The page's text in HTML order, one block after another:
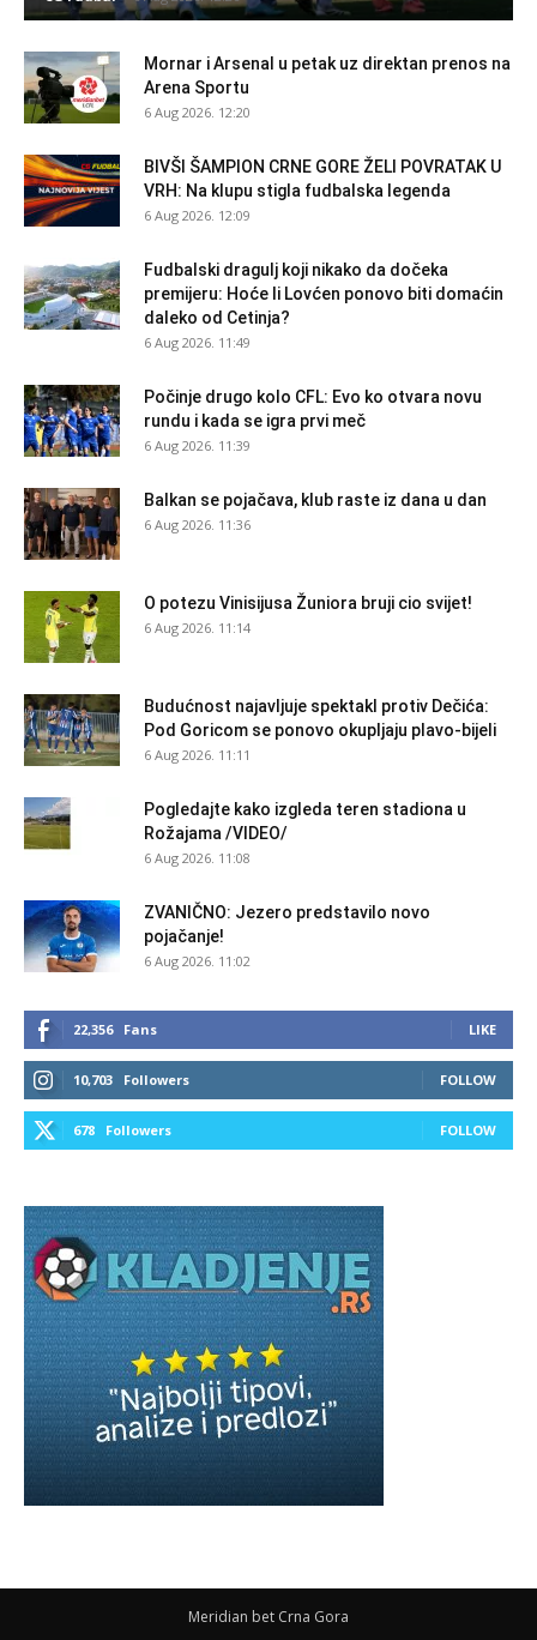
Mornar i Arsenal u petak uz direktan prenos na
Arena Sportu
6 Aug 2026. 12:20
BIVŠI ŠAMPION CRNE GORE ŽELI POVRATAK U
VRH: Na klupu stigla fudbalska legenda
6 Aug 2026. 12:09
Fudbalski dragulj koji nikako da dočeka
premijeru: Hoće li Lovćen ponovo biti domaćin
daleko od Cetinja?
6 Aug 2026. 11:49
Počinje drugo kolo CFL: Evo ko otvara novu
rundu i kada se igra prvi meč
6 Aug 2026. 11:39
Balkan se pojačava, klub raste iz dana u dan
6 Aug 2026. 11:36
O potezu Vinisijusa Žuniora bruji cio svijet!
6 Aug 2026. 11:14
Budućnost najavljuje spektakl protiv Dečića:
Pod Goricom se ponovo okupljaju plavo-bijeli
6 Aug 2026. 11:11
Pogledajte kako izgleda teren stadiona u
Rožajama /VIDEO/
6 Aug 2026. 11:08
ZVANIČNO: Jezero predstavilo novo
pojačanje!
6 Aug 2026. 11:02
22,356 Fans LIKE
10,703 Followers FOLLOW
678 Followers FOLLOW
Meridian bet Crna Gora